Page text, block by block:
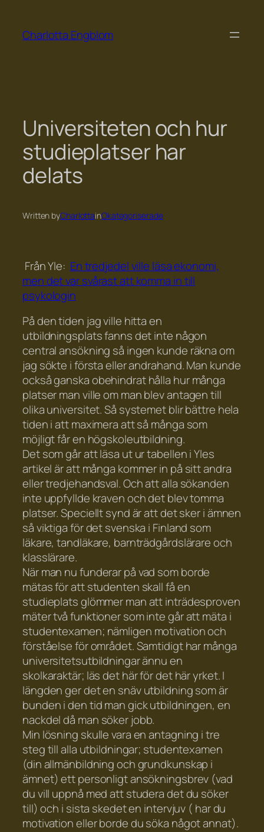
content
Charlotta Engblom
Universiteten och hur
studieplatser har
delats
Written byCharlottainOkategoriserade
Från Yle: En tredjedel ville läsa ekonomi,
men det var svårast att komma in till
psykologin
På den tiden jag ville hitta en
utbildningsplats fanns det inte någon
central ansökning så ingen kunde räkna om
jag sökte i första eller andrahand. Man kunde
också ganska obehindrat hålla hur många
platser man ville om man blev antagen till
olika universitet. Så systemet blir bättre hela
tiden i att maximera att så många som
möjligt får en högskoleutbildning.
Det som går att läsa ut ur tabellen i Yles
artikel är att många kommer in på sitt andra
eller tredjehandsval. Och attalla sökanden
inte uppfyllde kraven och det blev tomma
platser. Speciellt synd är att det sker i ämnen
så viktiga för det svenska i Finland som
läkare, tandläkare, barnträdgårdslärare och
klasslärare.
När man nu funderar på vad som borde
mätas för att studenten skall få en
studieplats glömmer man att inträdesproven
mäter två funktioner som inte går att mäta i
studentexamen; nämligen motivation och
förståelse för området. Samtidigt har många
universitetsutbildningar ännu en
skolkaraktär; läs det här för det här yrket. I
längden ger det en snäv utbildning som är
bunden i den tid man gick utbildningen, en
nackdel då man söker jobb.
Min lösning skulle vara en antagning i tre
steg till alla utbildningar; studentexamen
(din allmänbildning och grundkunskap i
ämnet) ett personligt ansökningsbrev (vad
du vill uppnå med att studera det du söker
till) och i sista skedet en intervjuv ( har du
motivation eller borde du söka något annat).